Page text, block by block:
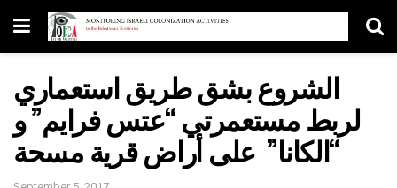
الشروع بشق طريق استعماري
لربط مستعمرتي “عتس فرايم” و
“الكانا” على أراض قرية مسحة